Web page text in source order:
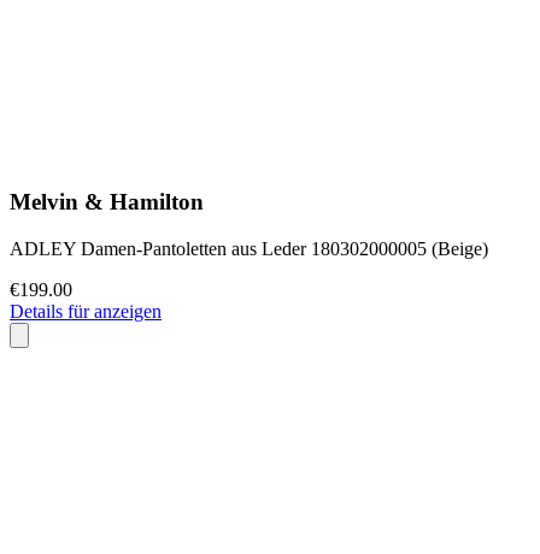
Melvin & Hamilton
ADLEY Damen-Pantoletten aus Leder 180302000005 (Beige)
€199.00
Details für anzeigen